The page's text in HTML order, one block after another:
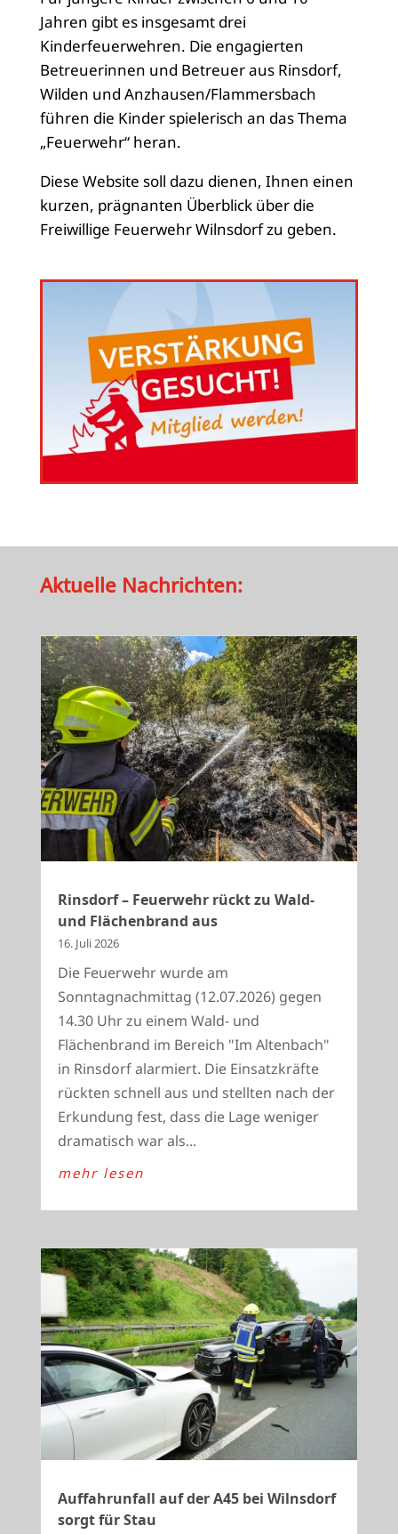
Jahren gibt es insgesamt drei
Kinderfeuerwehren. Die engagierten
Betreuerinnen und Betreuer aus Rinsdorf,
Wilden und Anzhausen/Flammersbach
führen die Kinder spielerisch an das Thema
„Feuerwehr“ heran.
Diese Website soll dazu dienen, Ihnen einen
kurzen, prägnanten Überblick über die
Freiwillige Feuerwehr Wilnsdorf zu geben.
Aktuelle Nachrichten:
Rinsdorf – Feuerwehr rückt zu Wald-
und Flächenbrand aus
16. Juli 2026
Die Feuerwehr wurde am
Sonntagnachmittag (12.07.2026) gegen
14.30 Uhr zu einem Wald- und
Flächenbrand im Bereich "Im Altenbach"
in Rinsdorf alarmiert. Die Einsatzkräfte
rückten schnell aus und stellten nach der
Erkundung fest, dass die Lage weniger
dramatisch war als...
mehr lesen
Auffahrunfall auf der A45 bei Wilnsdorf
sorgt für Stau